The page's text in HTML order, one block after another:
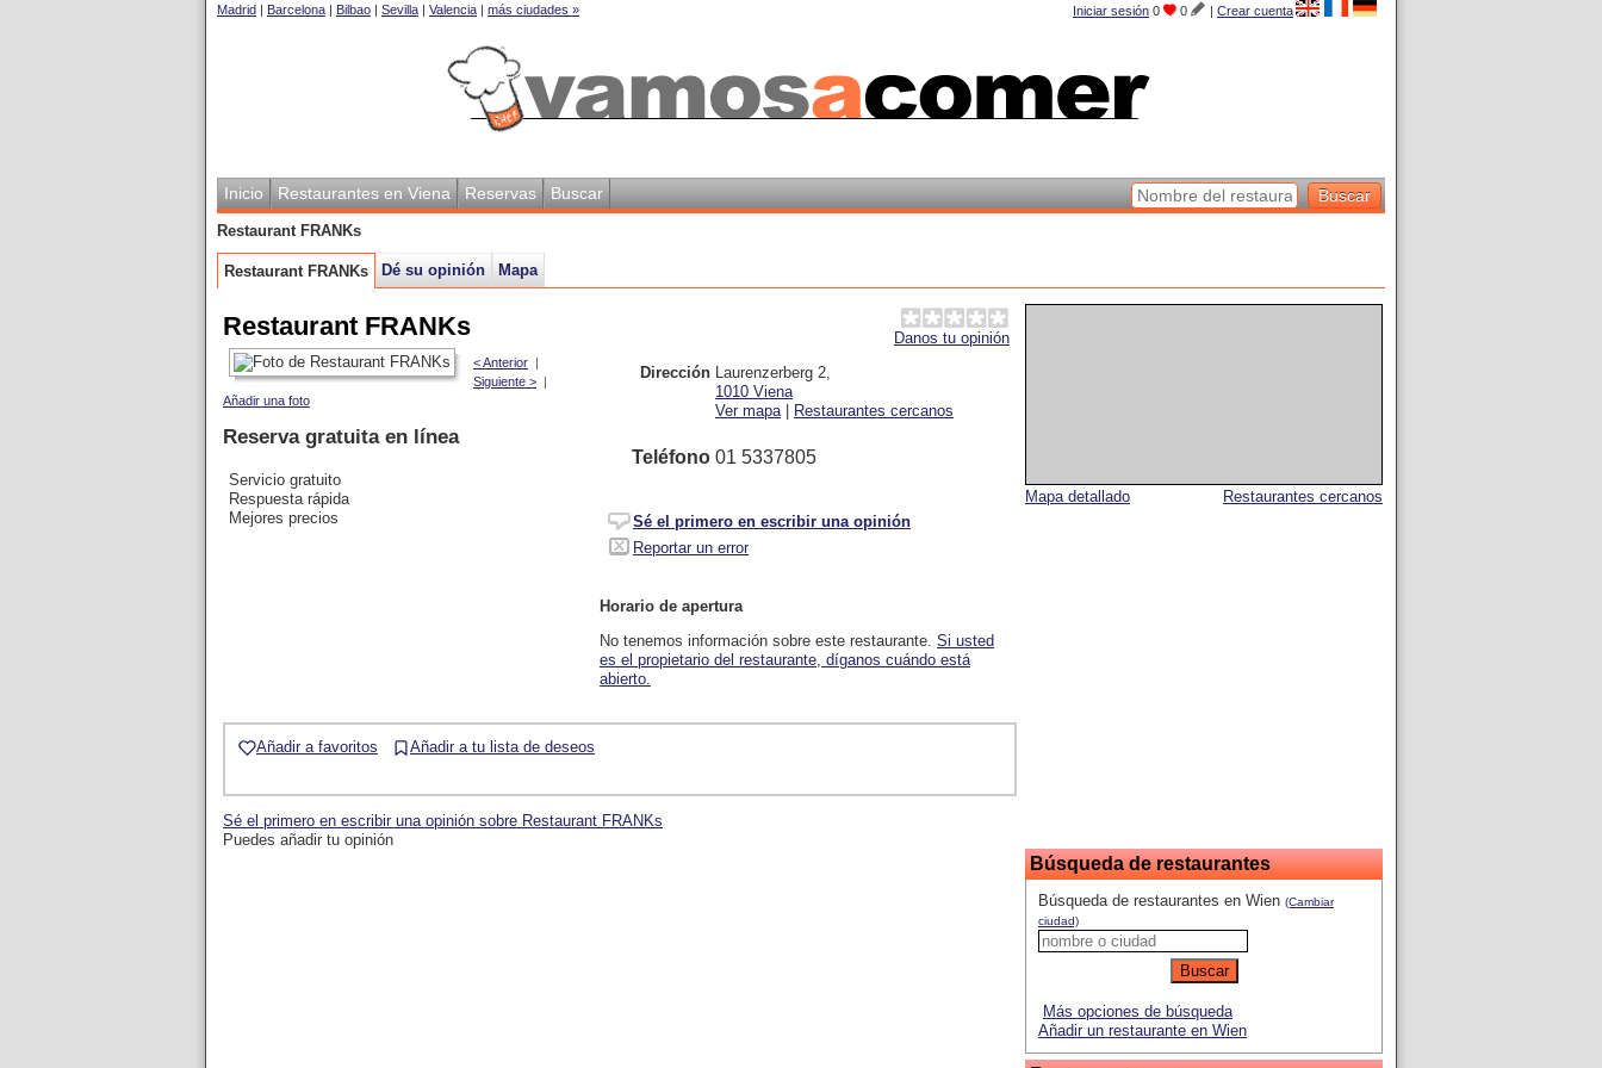
Iniciar sesión 0 0 | Crear cuenta
Madrid | Barcelona | Bilbao | Sevilla | Valencia | más ciudades »
Inicio Restaurantes en Viena Reservas Buscar
Restaurant FRANKs
Restaurant FRANKs Dé su opinión Mapa
Restaurantes cercanos
Mapa detallado
Búsqueda de restaurantes
Búsqueda de restaurantes en Wien (Cambiar
ciudad)
Más opciones de búsqueda
Añadir un restaurante en Wien
Danos tu opinión
Restaurant FRANKs
Dirección Laurenzerberg 2,
1010 Viena
Ver mapa| Restaurantes cercanos
Teléfono 01 5337805
Sé el primero en escribir una opinión
Reportar un error
Horario de apertura
No tenemos información sobre este restaurante. Si usted
es el propietario del restaurante, díganos cuándo está
abierto.
< Anterior |
Siguiente > |
Añadir una foto
Reserva gratuita en línea
Servicio gratuito
Respuesta rápida
Mejores precios
Añadir a favoritos Añadir a tu lista de deseos
Sé el primero en escribir una opinión sobre Restaurant FRANKs
Puedes añadir tu opinión